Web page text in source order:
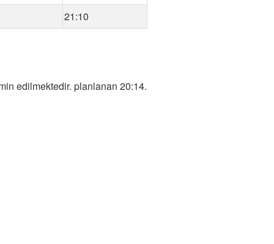
21:10
edilmektedir. planlanan 20:14.